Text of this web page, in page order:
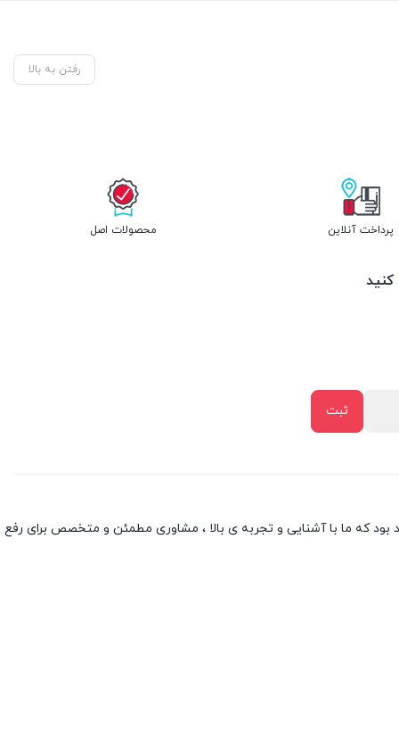
رفتن به بالا
پرداخت آنلاین محصولات اصل
کنید
که ما با آشنایی و تجربه ی بالا ، مشاوری مطمئن و متخصص برای رفع